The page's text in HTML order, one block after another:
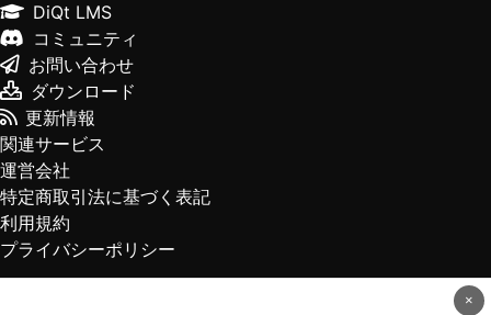
×
DiQt LMS
コミュニティ
お問い合わせ
ダウンロード
更新情報
関連サービス
運営会社
特定商取引法に基づく表記
利用規約
プライバシーポリシー